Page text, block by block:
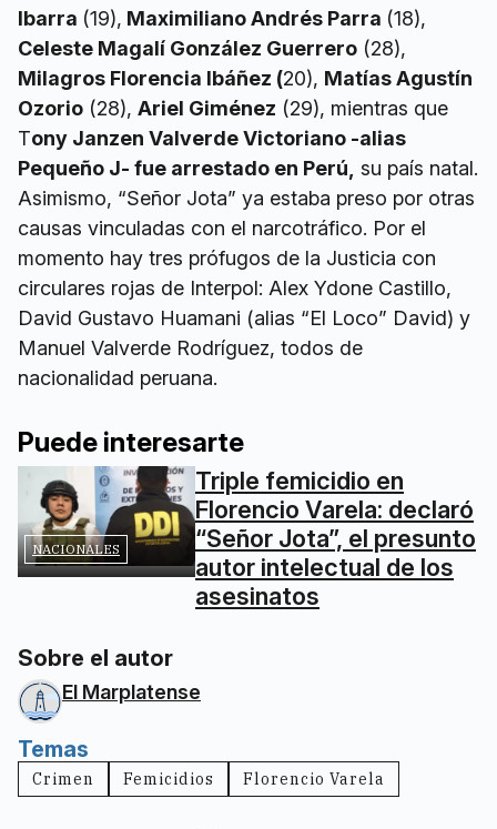
Ibarra (19), Maximiliano Andrés Parra (18),
Celeste Magalí González Guerrero (28),
Milagros Florencia Ibáñez (20), Matías Agustín
Ozorio (28), Ariel Giménez (29), mientras que
Tony Janzen Valverde Victoriano -alias
Pequeño J- fue arrestado en Perú, su país natal.
Asimismo, “Señor Jota” ya estaba preso por otras
causas vinculadas con el narcotráfico. Por el
momento hay tres prófugos de la Justicia con
circulares rojas de Interpol: Alex Ydone Castillo,
David Gustavo Huamani (alias “El Loco” David) y
Manuel Valverde Rodríguez, todos de
nacionalidad peruana.
Puede interesarte
NACIONALES
Triple femicidio en
Florencio Varela: declaró
“Señor Jota”, el presunto
autor intelectual de los
asesinatos
Sobre el autor
El Marplatense
Temas
Crimen Femicidios Florencio Varela